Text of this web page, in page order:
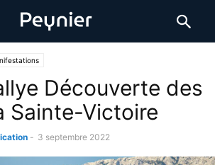
Découverte des
Sainte-Victoire
- 3 septembre 2022